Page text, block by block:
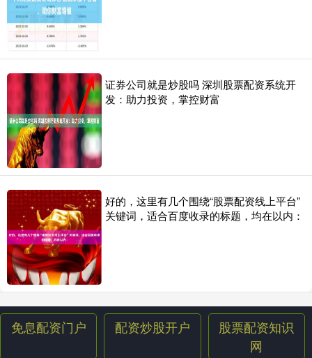
证券公司就是炒股吗 深圳股票配资系统开
发：助力投资，掌控财富
好的，这里有几个围绕“股票配资线上平台”
关键词，适合百度收录的标题，均在以内：
免息配资门户 配资炒股开户
股票配资知识
网